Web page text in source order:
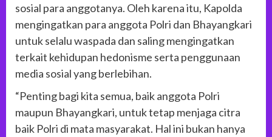
sosial para anggotanya. Oleh karena itu, Kapolda
mengingatkan para anggota Polri dan Bhayangkari
untuk selalu waspada dan saling mengingatkan
terkait kehidupan hedonisme serta penggunaan
media sosial yang berlebihan.
“Penting bagi kita semua, baik anggota Polri
maupun Bhayangkari, untuk tetap menjaga citra
baik Polri di mata masyarakat. Hal ini bukan hanya